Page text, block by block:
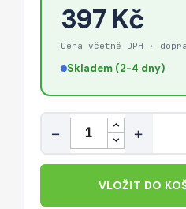
397 Kč
Cena včetně DPH ·
Skladem (2-4 dny)
Množství
− +
VLOŽIT DO